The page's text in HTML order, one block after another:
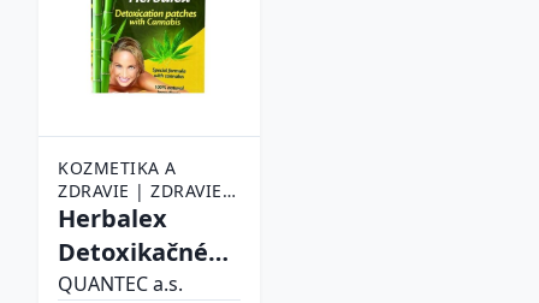
KOZMETIKA A
ZDRAVIE | ZDRAVIE |
ZDRAVOTNÉ
Herbalex
Detoxikačné
náplasti s
QUANTEC a.s.